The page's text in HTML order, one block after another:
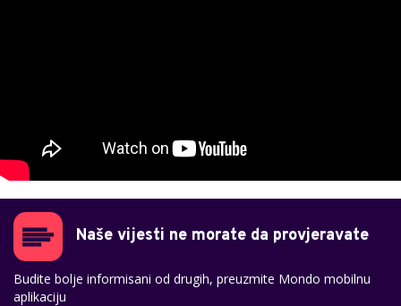
Naše vijesti ne morate da provjeravate
Budite bolje informisani od drugih, preuzmite Mondo mobilnu
aplikaciju